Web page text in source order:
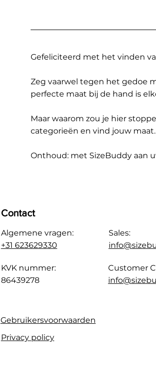
Gefeliciteerd met het vinden
Zeg vaarwel tegen het gedoe
perfecte maat bij de hand is
Maar waarom zou je hier
categorieën en vind jouw maat.
Onthoud: met SizeBuddy aan
Contact
Algemene vragen:
+31 623629330
KVK nummer:
86439278
Sales:
Customer
Gebruikersvoorwaarden
Privacy policy